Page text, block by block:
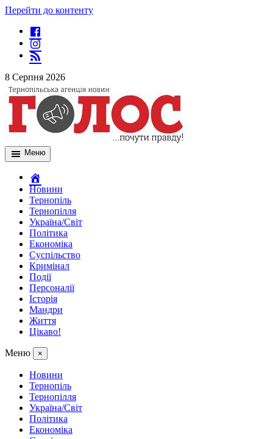
Перейти до контенту
8 Серпня 2026
Меню
Новини
Тернопіль
Тернопілля
Україна/Світ
Політика
Економіка
Суспільство
Кримінал
Події
Персоналії
Історія
Мандри
Життя
Цікаво!
Меню ×
Новини
Тернопіль
Тернопілля
Україна/Світ
Політика
Економіка